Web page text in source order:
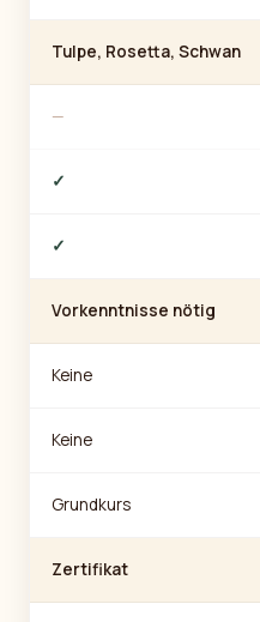
Tulpe, Rosetta, Schwan
—
✓
✓
Vorkenntnisse nötig
Keine
Keine
Grundkurs
Zertifikat